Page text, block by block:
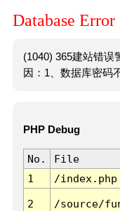
Database Error
(1040) 365建站错误
因：1、数据库密码
PHP Debug
No. File
1
/index.php
2 /source/